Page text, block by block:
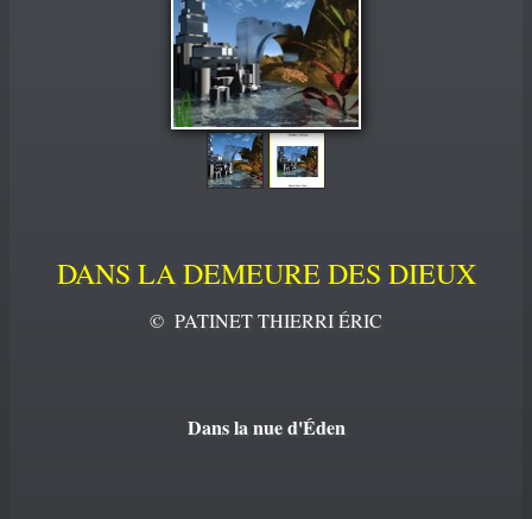
PORTFOLIO
CONTACT
DANS LA DEMEURE DES DIEUX
© PATINET THIERRI ÉRIC
Dans la nue d'Éden